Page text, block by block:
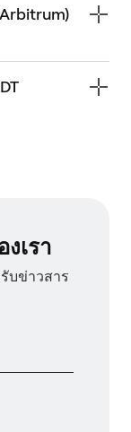
เรา
บข่าวสาร